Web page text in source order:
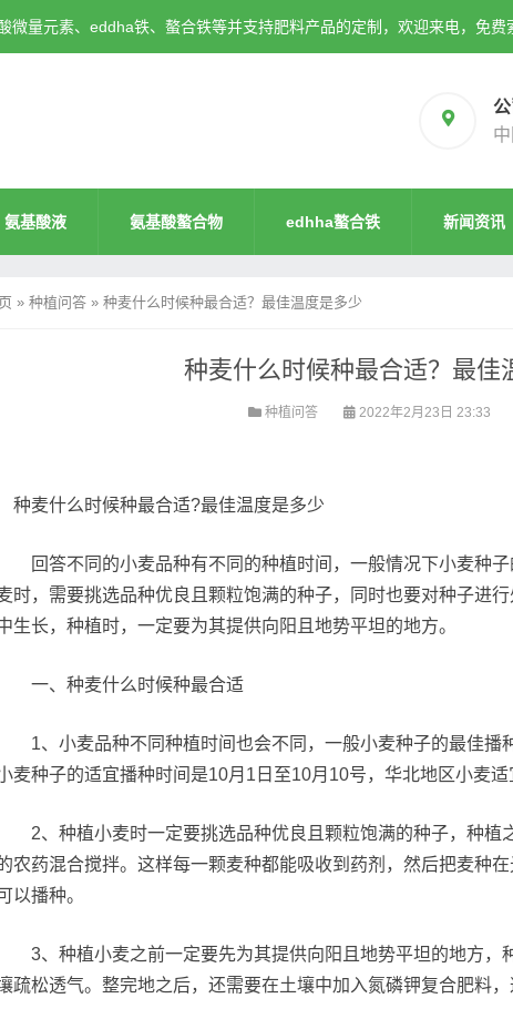
量元素、eddha铁、螯合铁等并支持肥料产品的定制，欢迎来电，免费
氨基酸液 氨基酸螯合物 edhha螯合铁 新闻资讯
» 种植问答 » 种麦什么时候种最合适？最佳温度是多少
种麦什么时候种最合适？最佳
种植问答 2022年2月23日 23:33
答不同的小麦品种有不同的种植时间，一般情况下小麦种子
时，需要挑选品种优良且颗粒饱满的种子，同时也要对种子进
生长，种植时，一定要为其提供向阳且地势平坦的地方。
、种麦什么时候种最合适
、小麦品种不同种植时间也会不同，一般小麦种子的最佳播
麦种子的适宜播种时间是10月1日至10月10号，华北地区小麦适
、种植小麦时一定要挑选品种优良且颗粒饱满的种子，种植
农药混合搅拌。这样每一颗麦种都能吸收到药剂，然后把麦种
以播种。
、种植小麦之前一定要先为其提供向阳且地势平坦的地方，
疏松透气。整完地之后，还需要在土壤中加入氮磷钾复合肥料，